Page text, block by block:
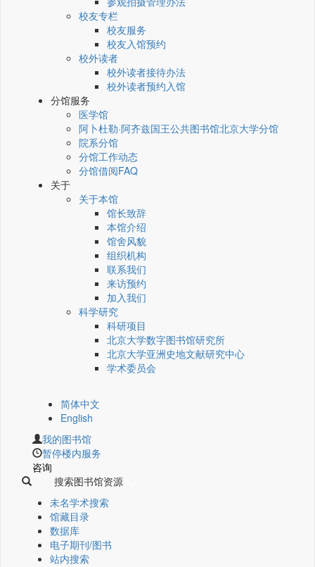
校友专栏
校友服务
校友入馆预约
校外读者
校外读者接待办法
校外读者预约入馆
分馆服务
医学馆
阿卜杜勒·阿齐兹国王公共图书馆北京大学分馆
院系分馆
分馆工作动态
分馆借阅FAQ
关于
关于本馆
馆长致辞
本馆介绍
馆舍风貌
组织机构
联系我们
来访预约
加入我们
科学研究
科研项目
北京大学数字图书馆研究所
北京大学亚洲史地文献研究中心
学术委员会
简体中文
English
我的图书馆
暂停楼内服务
咨询
搜索图书馆资源
未名学术搜索
馆藏目录
数据库
电子期刊/图书
站内搜索